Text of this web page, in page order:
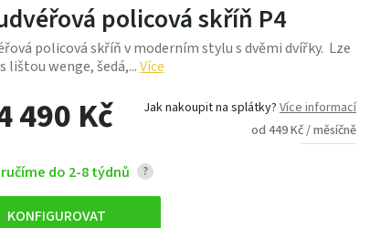
policová skříň P4
policová skříň v moderním stylu s dvěmi dvířky. Lze
lištou wenge, šedá,...Více
490 Kč Jak nakoupit na splátky? Více informací
od 449 Kč / měsíčně
do 2-8 týdnů ?
KONFIGUROVAT